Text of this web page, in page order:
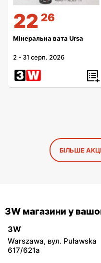
22 26
Мінеральна вата Ursa
2 - 31 серп. 2026
БІЛЬШЕ
3W магазини у
3W
Warszawa, вул. Puławska
617/621a